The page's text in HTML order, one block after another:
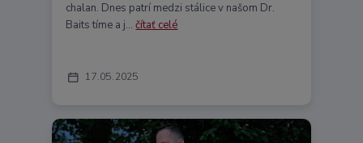
17 05 2025
chalan. Dnes patrí medzi stálice v našom Dr.
Baits tíme a j...čítať celé